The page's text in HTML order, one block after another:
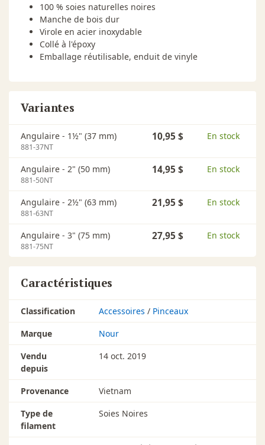
100 % soies naturelles noires
Manche de bois dur
Virole en acier inoxydable
Collé à l'époxy
Emballage réutilisable, enduit de vinyle
Variantes
Angulaire - 1½" (37 mm)
881-37NT
10,95 $ En stock
Angulaire - 2" (50 mm)
881-50NT
14,95 $ En stock
Angulaire - 2½" (63 mm)
881-63NT
21,95 $ En stock
Angulaire - 3" (75 mm)
881-75NT
27,95 $ En stock
Caractéristiques
Classification Accessoires / Pinceaux
Marque
Nour
Vendu
depuis
14 oct. 2019
Provenance
Vietnam
Type de
filament
Soies Noires